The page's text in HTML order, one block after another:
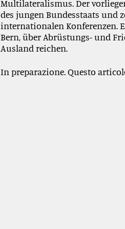
Multilateralismus. Der
des jungen Bundesstaats und
internationalen Konferenzen.
Bern, über Abrüstungs- und
Ausland reichen.
In preparazione. Questo